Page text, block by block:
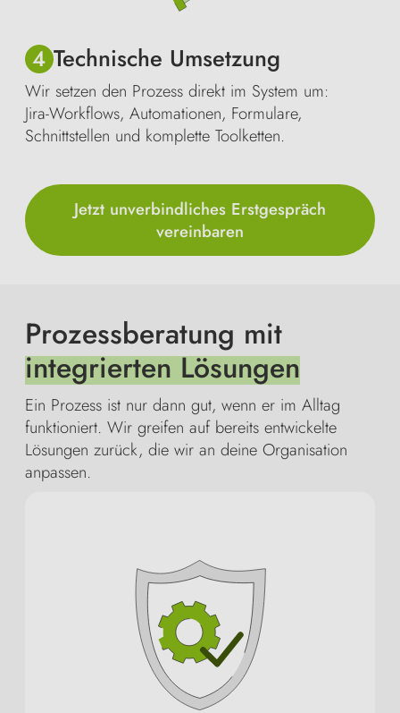
4 Technische Umsetzung
Wir setzen den Prozess direkt im System um:
Jira-Workflows, Automationen, Formulare,
Schnittstellen und komplette Toolketten.
Jetzt unverbindliches Erstgespräch
vereinbaren
Prozessberatung mit
integrierten Lösungen
Ein Prozess ist nur dann gut, wenn er im Alltag
funktioniert. Wir greifen auf bereits entwickelte
Lösungen zurück, die wir an deine Organisation
anpassen.